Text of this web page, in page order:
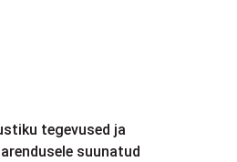
tegevused ja
suunatud